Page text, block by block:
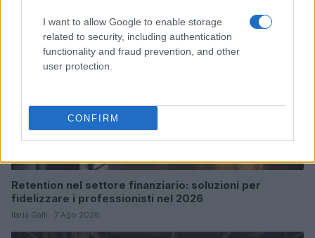
I want to allow Google to enable storage
related to security, including authentication
functionality and fraud prevention, and other
user protection.
CONFIRM
Retention nel settore finanziario: soluzioni per
fidelizzare i professionisti nel 2026
Ilaria Galli · 7 Ago 2026